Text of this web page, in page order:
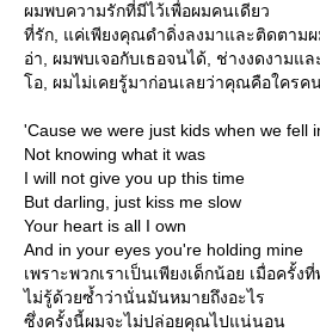
ผมพบความรักที่มีไว้เพื่อผมคนเดียว
ที่รัก, แค่เพียงคุณดำดิ่งลงมาและติดตาม
อ่า, ผมพบเจอกับเธอจนได้, ช่างงดงามแ
อ, ผมไม่เคยรู้มาก่อนเลยว่าคุณคือใครค
'Cause we were just kids when we fell
Not knowing what it was
I will not give you up this time
But darling, just kiss me slow
Your heart is all I own
And in your eyes you're holding mine
เพราะพวกเราเป็นเพียงเด็กน้อย เมื่อครั้
ไม่รู้ด้วยซ้ำว่านั่นมันหมายถึงอะไร
ซึ่งครั้งนี้ผมจะไม่ปล่อยคุณไปแน่นอน